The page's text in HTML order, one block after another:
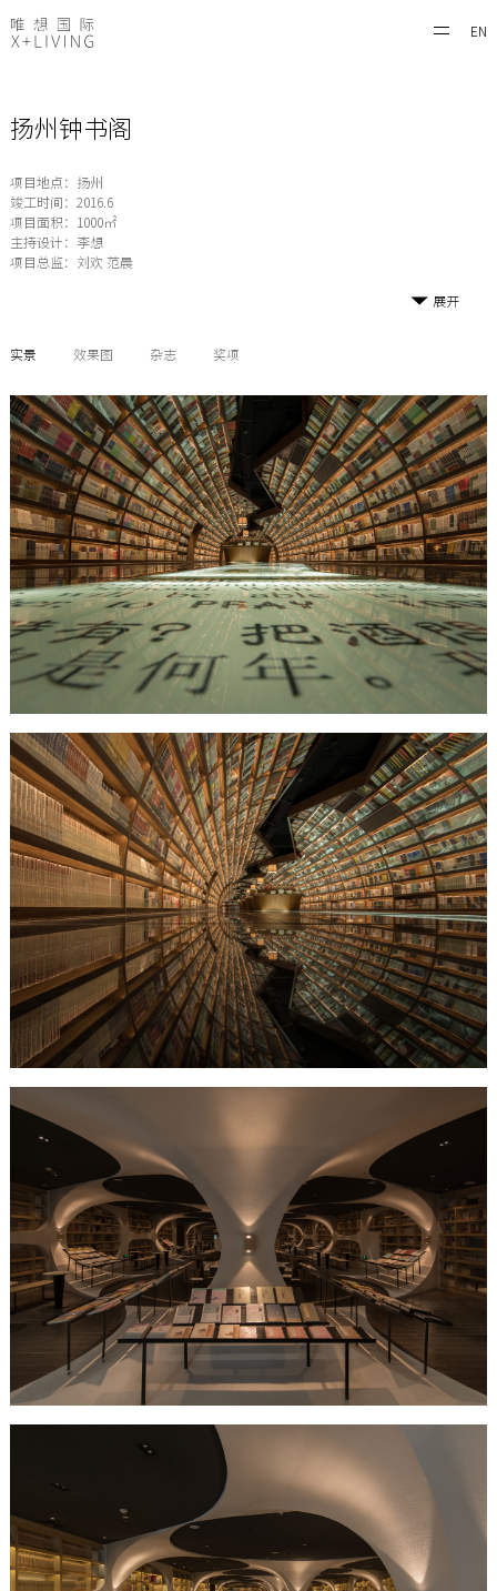
EN
扬州钟书阁
项目地点：扬州
竣工时间：2016.6
项目面积：1000㎡
主持设计：李想
项目总监：刘欢 范晨
展开
实景 效果图 杂志 奖项